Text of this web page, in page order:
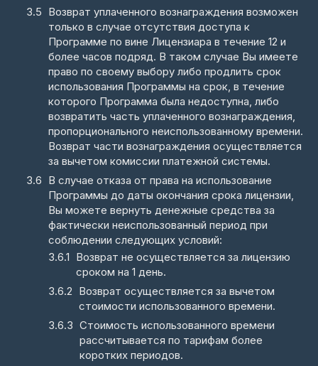
Возврат уплаченного вознаграждения возможен
только в случае отсутствия доступа к
Программе по вине Лицензиара в течение 12 и
более часов подряд. В таком случае Вы имеете
право по своему выбору либо продлить срок
использования Программы на срок, в течение
которого Программа была недоступна, либо
возвратить часть уплаченного вознаграждения,
пропорционального неиспользованному времени.
Возврат части вознаграждения осуществляется
за вычетом комиссии платежной системы.
В случае отказа от права на использование
Программы до даты окончания срока лицензии,
Вы можете вернуть денежные средства за
фактически неиспользованный период при
соблюдении следующих условий:
Возврат не осуществляется за лицензию
сроком на 1 день.
Возврат осуществляется за вычетом
стоимости использованного времени.
Стоимость использованного времени
рассчитывается по тарифам более
коротких периодов.